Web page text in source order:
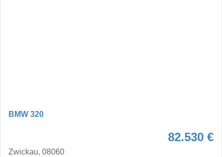
BMW 320
82.530 €
Zwickau, 08060